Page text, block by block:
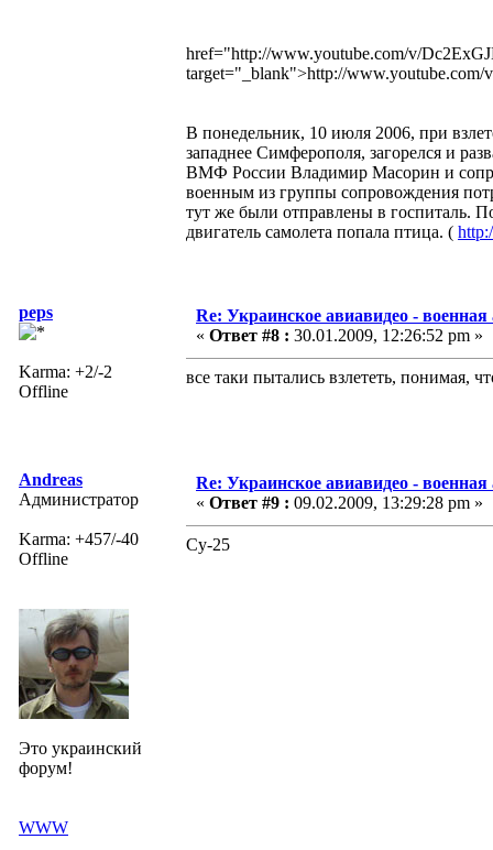
href="http://www.youtube.com/v/
target="_blank">http://
В понедельник, 10 июля 2006, при
западнее Симферополя, загорелся и
ВМФ России Владимир Масорин и
военным из группы сопровождения
тут же были отправлены в госпиталь.
двигатель самолета попала птица. (
peps
Karma: +2/-2
Offline
Re: Украинское авиавидео -
« Ответ #8 : 30.01.2009, 12:26:52 pm »
все таки пытались взлететь, понимая,
Andreas
Администратор
Karma: +457/-40
Offline
Это украинский
форум!
WWW
Re: Украинское авиавидео -
« Ответ #9 : 09.02.2009, 13:29:28 pm »
Су-25